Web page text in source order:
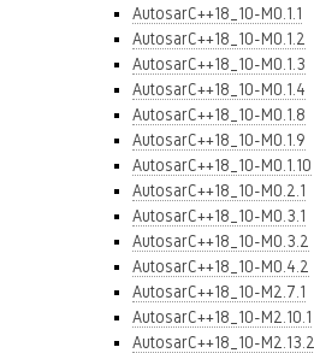
AutosarC++18_10-M0.1.1
AutosarC++18_10-M0.1.2
AutosarC++18_10-M0.1.3
AutosarC++18_10-M0.1.4
AutosarC++18_10-M0.1.8
AutosarC++18_10-M0.1.9
AutosarC++18_10-M0.1.10
AutosarC++18_10-M0.2.1
AutosarC++18_10-M0.3.1
AutosarC++18_10-M0.3.2
AutosarC++18_10-M0.4.2
AutosarC++18_10-M2.7.1
AutosarC++18_10-M2.10.1
AutosarC++18_10-M2.13.2